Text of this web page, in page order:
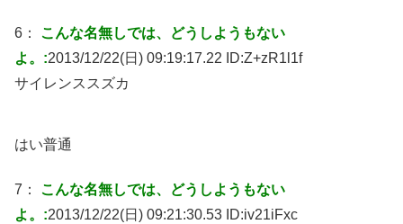
6： こんな名無しでは、どうしようもない
よ。:2013/12/22(日) 09:19:17.22 ID:Z+zR1l1f
サイレンススズカ
はい普通
7： こんな名無しでは、どうしようもない
よ。:2013/12/22(日) 09:21:30.53 ID:iv21iFxc